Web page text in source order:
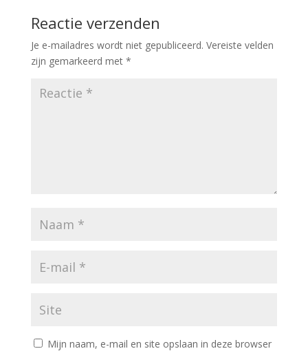
Reactie verzenden
Je e-mailadres wordt niet gepubliceerd. Vereiste velden
zijn gemarkeerd met *
Mijn naam, e-mail en site opslaan in deze browser